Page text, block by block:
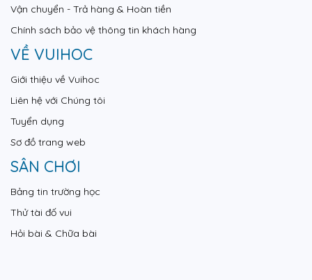
Vận chuyển - Trả hàng & Hoàn tiền
Chính sách bảo vệ thông tin khách hàng
VỀ VUIHOC
Giới thiệu về Vuihoc
Liên hệ với Chúng tôi
Tuyển dụng
Sơ đồ trang web
SÂN CHƠI
Bảng tin trường học
Thử tài đố vui
Hỏi bài & Chữa bài